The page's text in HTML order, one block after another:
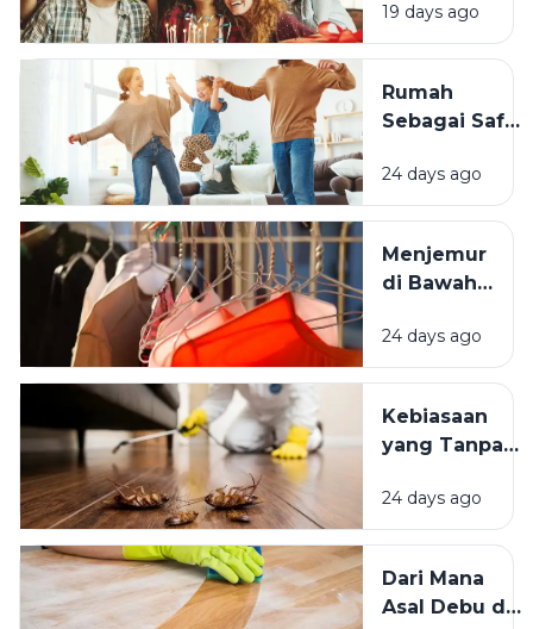
Momen
Bertambah
Terasa
Istimewa?
19 days ago
Rumah
Sebagai Safe
Mengapa
Lingkungan
Tinggal yang
Bersih
Kesejahteraan
Kita?
24 days ago
Menjemur
di Bawah
atau Di
Tempat
Mana yang
Lebih
24 days ago
Kebiasaan
yang Tanpa
Mengundang
Kecoak,
Hama
Lainnya Ke
24 days ago
Dari Mana
Asal Debu di